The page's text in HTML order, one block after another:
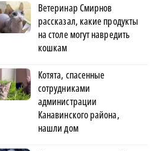
Ветеринар Смирнов
рассказал, какие продукты
на столе могут навредить
кошкам
Котята, спасенные
сотрудниками
администрации
Канавинского района,
нашли дом